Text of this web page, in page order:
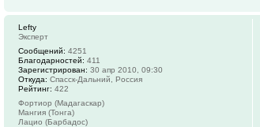
Lefty
Эксперт
Сообщений: 4251
Благодарностей: 411
Зарегистрирован: 30 апр 2010, 09:30
Откуда: Спасск-Дальний, Россия
Рейтинг: 422
Фортиор (Мадагаскар)
Мангия (Тонга)
Лацио (Барбадос)